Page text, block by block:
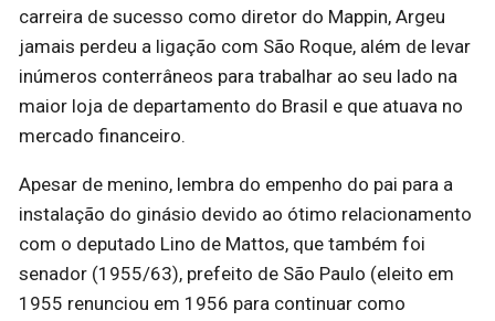
carreira de sucesso como diretor do Mappin, Argeu
jamais perdeu a ligação com São Roque, além de levar
inúmeros conterrâneos para trabalhar ao seu lado na
maior loja de departamento do Brasil e que atuava no
mercado financeiro.
Apesar de menino, lembra do empenho do pai para a
instalação do ginásio devido ao ótimo relacionamento
com o deputado Lino de Mattos, que também foi
senador (1955/63), prefeito de São Paulo (eleito em
1955 renunciou em 1956 para continuar como